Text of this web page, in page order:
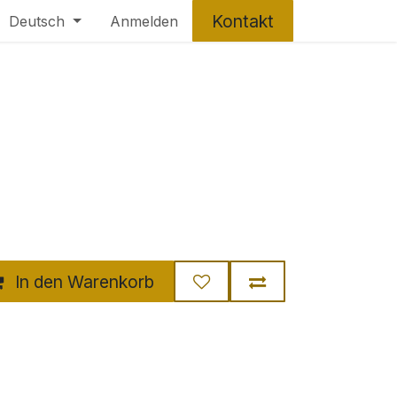
Deutsch Anmelden Kontakt
In den Warenkorb